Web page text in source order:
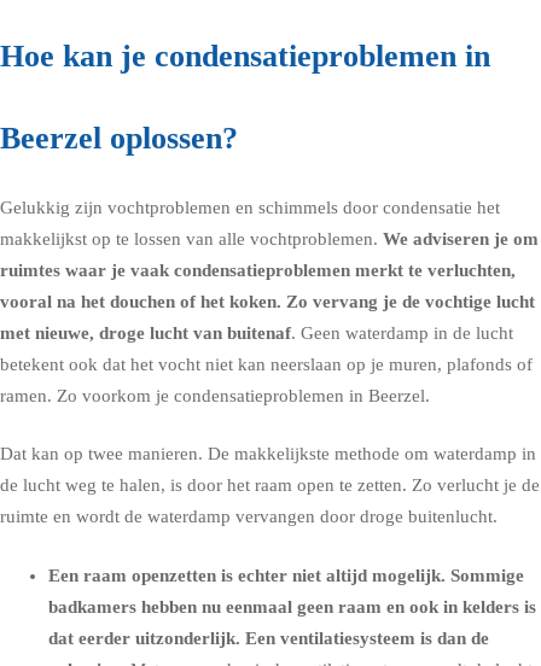
Hoe kan je condensatieproblemen in
Beerzel oplossen?
Gelukkig zijn vochtproblemen en schimmels door condensatie het
makkelijkst op te lossen van alle vochtproblemen. We adviseren je om
ruimtes waar je vaak condensatieproblemen merkt te verluchten,
vooral na het douchen of het koken. Zo vervang je de vochtige lucht
met nieuwe, droge lucht van buitenaf. Geen waterdamp in de lucht
betekent ook dat het vocht niet kan neerslaan op je muren, plafonds of
ramen. Zo voorkom je condensatieproblemen in Beerzel.
Dat kan op twee manieren. De makkelijkste methode om waterdamp in
de lucht weg te halen, is door het raam open te zetten. Zo verlucht je de
ruimte en wordt de waterdamp vervangen door droge buitenlucht.
Een raam openzetten is echter niet altijd mogelijk. Sommige
badkamers hebben nu eenmaal geen raam en ook in kelders is
dat eerder uitzonderlijk. Een ventilatiesysteem is dan de